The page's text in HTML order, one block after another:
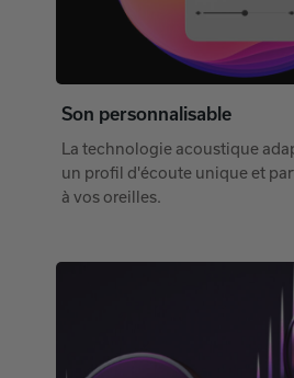
Son personnalisable
La technologie acoustique
un profil d'écoute unique et
à vos oreilles.